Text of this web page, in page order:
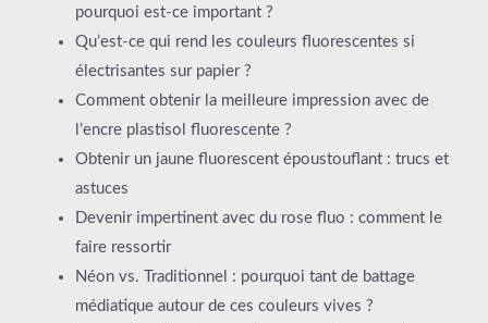
pourquoi est-ce important ?
Qu’est-ce qui rend les couleurs fluorescentes si
électrisantes sur papier ?
Comment obtenir la meilleure impression avec de
l’encre plastisol fluorescente ?
Obtenir un jaune fluorescent époustouflant : trucs et
astuces
Devenir impertinent avec du rose fluo : comment le
faire ressortir
Néon vs. Traditionnel : pourquoi tant de battage
médiatique autour de ces couleurs vives ?